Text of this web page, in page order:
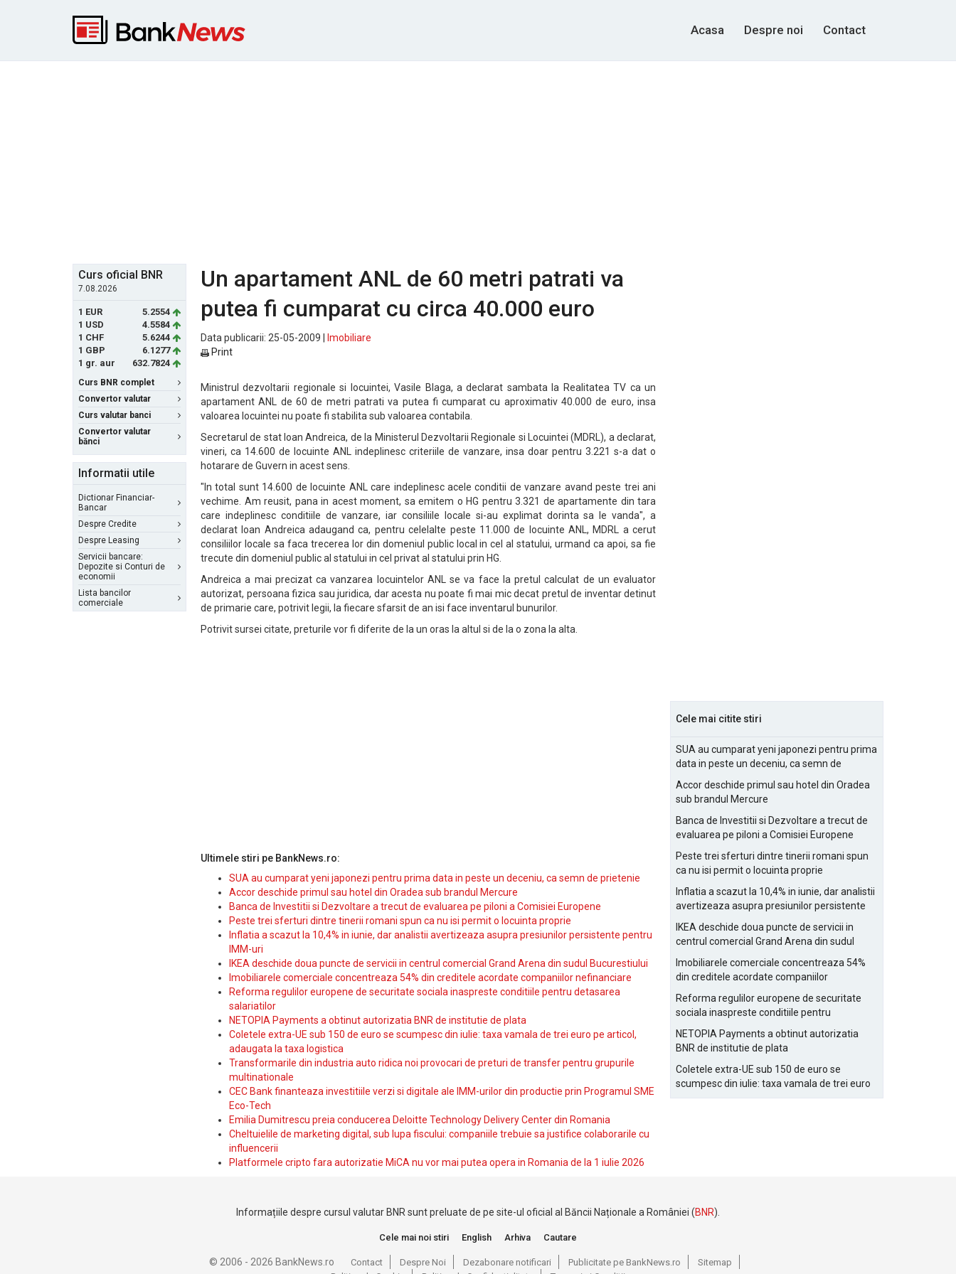
Acasa Despre noi Contact
Curs oficial BNR
7.08.2026
1 EUR
5.2554
1 USD
4.5584
1 CHF
5.6244
1 GBP
6.1277
1 gr. aur
632.7824
Curs BNR complet
Convertor valutar
Curs valutar banci
Convertor valutar
bănci
Informatii utile
Dictionar Financiar-
Bancar
Despre Credite
Despre Leasing
Servicii bancare:
Depozite si Conturi de
economii
Lista bancilor
comerciale
Un apartament ANL de 60 metri patrati va
putea fi cumparat cu circa 40.000 euro
Data publicarii: 25-05-2009 |
Imobiliare
Print
Ministrul dezvoltarii regionale si locuintei, Vasile Blaga, a declarat sambata la Realitatea TV ca un
apartament ANL de 60 de metri patrati va putea fi cumparat cu aproximativ 40.000 de euro, insa
valoarea locuintei nu poate fi stabilita sub valoarea contabila.
Secretarul de stat Ioan Andreica, de la Ministerul Dezvoltarii Regionale si Locuintei (MDRL), a declarat,
vineri, ca 14.600 de locuinte ANL indeplinesc criteriile de vanzare, insa doar pentru 3.221 s-a dat o
hotarare de Guvern in acest sens.
"In total sunt 14.600 de locuinte ANL care indeplinesc acele conditii de vanzare avand peste trei ani
vechime. Am reusit, pana in acest moment, sa emitem o HG pentru 3.321 de apartamente din tara
care indeplinesc conditiile de vanzare, iar consiliile locale si-au explimat dorinta sa le vanda", a
declarat Ioan Andreica adaugand ca, pentru celelalte peste 11.000 de locuinte ANL, MDRL a cerut
consiliilor locale sa faca trecerea lor din domeniul public local in cel al statului, urmand ca apoi, sa fie
trecute din domeniul public al statului in cel privat al statului prin HG.
Andreica a mai precizat ca vanzarea locuintelor ANL se va face la pretul calculat de un evaluator
autorizat, persoana fizica sau juridica, dar acesta nu poate fi mai mic decat pretul de inventar detinut
de primarie care, potrivit legii, la fiecare sfarsit de an isi face inventarul bunurilor.
Potrivit sursei citate, preturile vor fi diferite de la un oras la altul si de la o zona la alta.
Ultimele stiri pe BankNews.ro:
SUA au cumparat yeni japonezi pentru prima data in peste un deceniu, ca semn de prietenie
Accor deschide primul sau hotel din Oradea sub brandul Mercure
Banca de Investitii si Dezvoltare a trecut de evaluarea pe piloni a Comisiei Europene
Peste trei sferturi dintre tinerii romani spun ca nu isi permit o locuinta proprie
Inflatia a scazut la 10,4% in iunie, dar analistii avertizeaza asupra presiunilor persistente pentru
IMM-uri
IKEA deschide doua puncte de servicii in centrul comercial Grand Arena din sudul Bucurestiului
Imobiliarele comerciale concentreaza 54% din creditele acordate companiilor nefinanciare
Reforma regulilor europene de securitate sociala inaspreste conditiile pentru detasarea
salariatilor
NETOPIA Payments a obtinut autorizatia BNR de institutie de plata
Coletele extra-UE sub 150 de euro se scumpesc din iulie: taxa vamala de trei euro pe articol,
adaugata la taxa logistica
Transformarile din industria auto ridica noi provocari de preturi de transfer pentru grupurile
multinationale
CEC Bank finanteaza investitiile verzi si digitale ale IMM-urilor din productie prin Programul SME
Eco-Tech
Emilia Dumitrescu preia conducerea Deloitte Technology Delivery Center din Romania
Cheltuielile de marketing digital, sub lupa fiscului: companiile trebuie sa justifice colaborarile cu
influencerii
Platformele cripto fara autorizatie MiCA nu vor mai putea opera in Romania de la 1 iulie 2026
Cele mai citite stiri
SUA au cumparat yeni japonezi pentru prima
data in peste un deceniu, ca semn de
Accor deschide primul sau hotel din Oradea
sub brandul Mercure
Banca de Investitii si Dezvoltare a trecut de
evaluarea pe piloni a Comisiei Europene
Peste trei sferturi dintre tinerii romani spun
ca nu isi permit o locuinta proprie
Inflatia a scazut la 10,4% in iunie, dar analistii
avertizeaza asupra presiunilor persistente
IKEA deschide doua puncte de servicii in
centrul comercial Grand Arena din sudul
Imobiliarele comerciale concentreaza 54%
din creditele acordate companiilor
Reforma regulilor europene de securitate
sociala inaspreste conditiile pentru
NETOPIA Payments a obtinut autorizatia
BNR de institutie de plata
Coletele extra-UE sub 150 de euro se
scumpesc din iulie: taxa vamala de trei euro
pe articol, adaugata la taxa logistica
Informațiile despre cursul valutar BNR sunt preluate de pe site-ul oficial al Băncii Naționale a României (BNR).
Cele mai noi stiri English Arhiva Cautare
© 2006 - 2026 BankNews.ro Contact Despre Noi Dezabonare notificari Publicitate pe BankNews.ro
Sitemap